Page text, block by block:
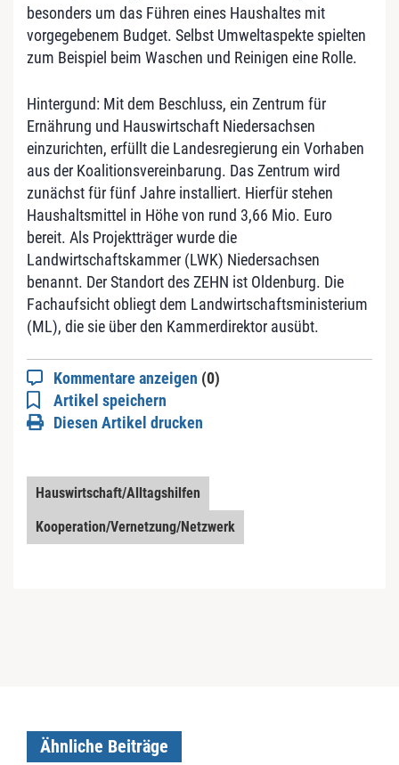
besonders um das Führen eines Haushaltes mit
vorgegebenem Budget. Selbst Umweltaspekte spielten
zum Beispiel beim Waschen und Reinigen eine Rolle.
Hintergund: Mit dem Beschluss, ein Zentrum für
Ernährung und Hauswirtschaft Niedersachsen
einzurichten, erfüllt die Landesregierung ein Vorhaben
aus der Koalitionsvereinbarung. Das Zentrum wird
zunächst für fünf Jahre installiert. Hierfür stehen
Haushaltsmittel in Höhe von rund 3,66 Mio. Euro
bereit. Als Projektträger wurde die
Landwirtschaftskammer (LWK) Niedersachsen
benannt. Der Standort des ZEHN ist Oldenburg. Die
Fachaufsicht obliegt dem Landwirtschaftsministerium
(ML), die sie über den Kammerdirektor ausübt.
Kommentare anzeigen (0)
Artikel speichern
Diesen Artikel drucken
Hauswirtschaft/Alltagshilfen
Kooperation/Vernetzung/Netzwerk
Ähnliche Beiträge